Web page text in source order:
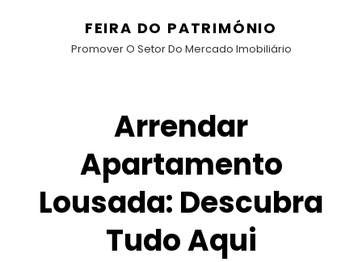
FEIRA DO PATRIMÓNIO
Promover O Setor Do Mercado Imobiliário
Arrendar
Apartamento
Lousada: Descubra
Tudo Aqui